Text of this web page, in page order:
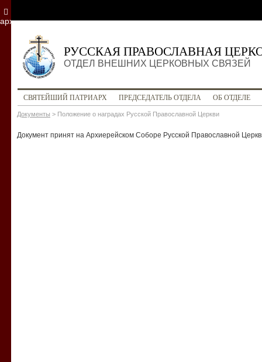
РУССКАЯ ПРАВОСЛАВНАЯ
ОТДЕЛ ВНЕШНИХ ЦЕРКОВНЫХ СВЯЗЕЙ
СВЯТЕЙШИЙ ПАТРИАРХ ПРЕДСЕДАТЕЛЬ ОТДЕЛА ОБ ОТДЕЛЕ
Документы > Положение о наградах Русской Православной Церкви
Документ принят на Архиерейском Соборе Русской Православной
архив